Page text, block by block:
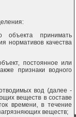
объекта принимать
нормативов качества
постоянное или
признаки водного
вод (далее -
веществ в составе
времени, в течение
веществ;